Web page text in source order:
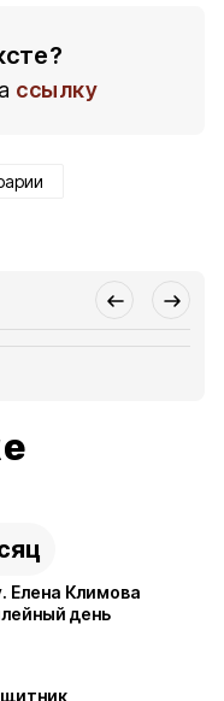
ссылку
Елена Климова
день